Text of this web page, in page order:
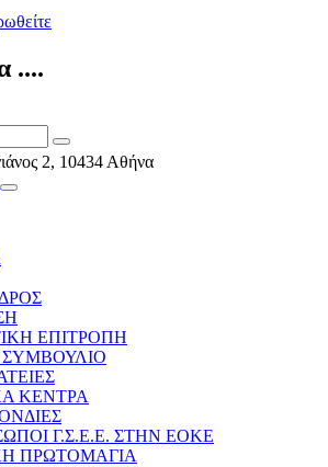
....
2, 10434 Αθήνα
ΕΠΙΤΡΟΠΗ
ΣΥΜΒΟΥΛΙΟ
ΚΕΝΤΡΑ
Γ.Σ.Ε.Ε. ΣΤΗΝ ΕΟΚΕ
ΠΡΩΤΟΜΑΓΙΑ